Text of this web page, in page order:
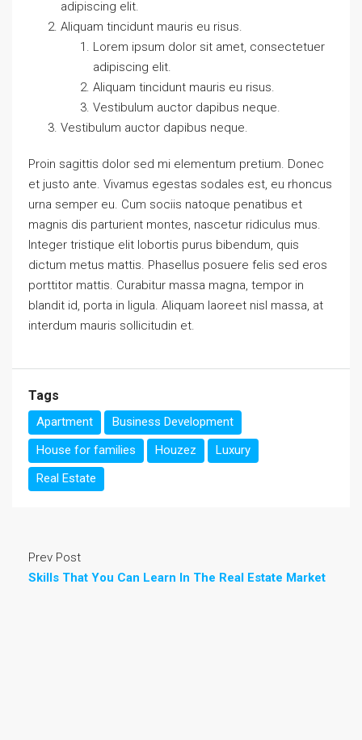
adipiscing elit.
Aliquam tincidunt mauris eu risus.
Lorem ipsum dolor sit amet, consectetuer
adipiscing elit.
Aliquam tincidunt mauris eu risus.
Vestibulum auctor dapibus neque.
Vestibulum auctor dapibus neque.
Proin sagittis dolor sed mi elementum pretium. Donec
et justo ante. Vivamus egestas sodales est, eu rhoncus
urna semper eu. Cum sociis natoque penatibus et
magnis dis parturient montes, nascetur ridiculus mus.
Integer tristique elit lobortis purus bibendum, quis
dictum metus mattis. Phasellus posuere felis sed eros
porttitor mattis. Curabitur massa magna, tempor in
blandit id, porta in ligula. Aliquam laoreet nisl massa, at
interdum mauris sollicitudin et.
Tags
Apartment
Business Development
House for families
Houzez
Luxury
Real Estate
Prev Post
Skills That You Can Learn In The Real Estate Market